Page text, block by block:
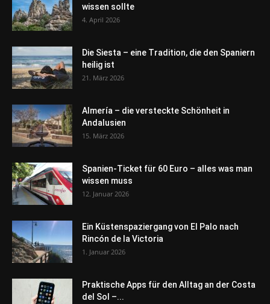
wissen sollte
4. April 2026
Die Siesta – eine Tradition, die den Spaniern
heilig ist
21. März 2026
Almería – die versteckte Schönheit in
Andalusien
15. März 2026
Spanien-Ticket für 60 Euro – alles was man
wissen muss
12. Januar 2026
Ein Küstenspaziergang von El Palo nach
Rincón de la Victoria
1. Januar 2026
Praktische Apps für den Alltag an der Costa
del Sol –...